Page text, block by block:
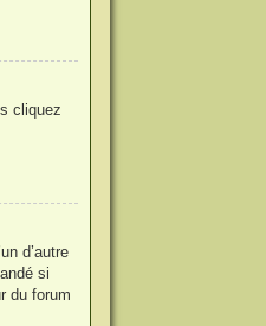
cliquez
d’autre
si
du forum